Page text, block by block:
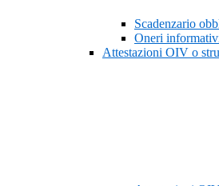
Scadenzario
Oneri
Attestazioni OIV o